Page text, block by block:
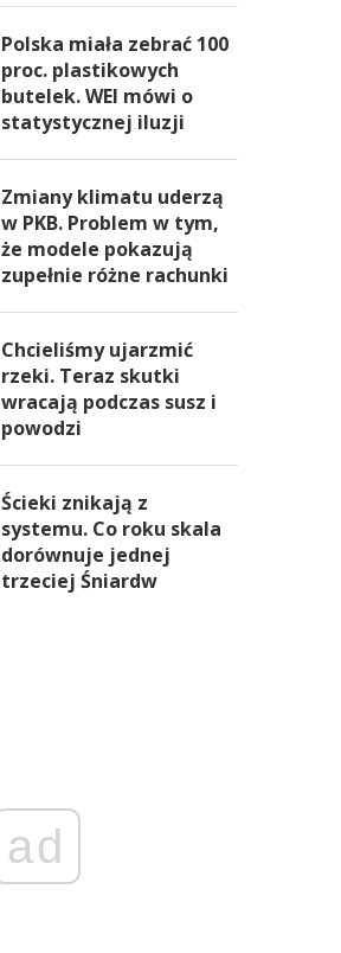
Polska miała zebrać 100
proc. plastikowych
butelek. WEI mówi o
statystycznej iluzji
Zmiany klimatu uderzą
w PKB. Problem w tym,
że modele pokazują
zupełnie różne rachunki
Chcieliśmy ujarzmić
rzeki. Teraz skutki
wracają podczas susz i
powodzi
Ścieki znikają z
systemu. Co roku skala
dorównuje jednej
trzeciej Śniardw
ad